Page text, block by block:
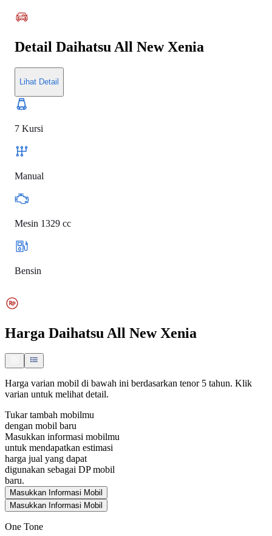
Detail Daihatsu All New Xenia
Lihat Detail
7 Kursi
Manual
Mesin 1329 cc
Bensin
Harga Daihatsu All New Xenia
Harga varian mobil di bawah ini berdasarkan tenor 5 tahun. Klik
varian untuk melihat detail.
Tukar tambah mobilmu
dengan mobil baru
Masukkan informasi mobilmu
untuk mendapatkan estimasi
harga jual yang dapat
digunakan sebagai DP mobil
baru.
Masukkan Informasi Mobil
Masukkan Informasi Mobil
One Tone